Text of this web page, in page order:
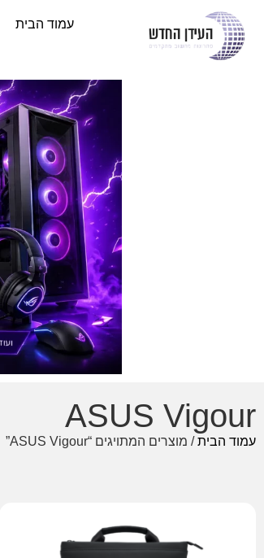
עמוד הבית
ASUS Vigour
עמוד הבית/ מוצרים המתויגים “ASUS Vigour”